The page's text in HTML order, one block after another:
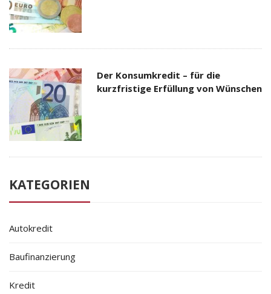
Der Konsumkredit – für die
kurzfristige Erfüllung von Wünschen
KATEGORIEN
Autokredit
Baufinanzierung
Kredit